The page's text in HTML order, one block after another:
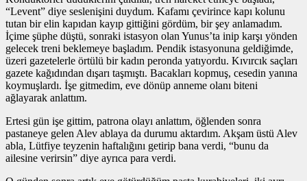
“Levent” diye seslenişini duydum. Kafamı çevirince kapı kolunu
tutan bir elin kapıdan kayıp gittiğini gördüm, bir şey anlamadım.
İçime şüphe düştü, sonraki istasyon olan Yunus’ta inip karşı yönden
gelecek treni beklemeye başladım. Pendik istasyonuna geldiğimde,
üzeri gazetelerle örtülü bir kadın peronda yatıyordu. Kıvırcık saçları
gazete kağıdından dışarı taşmıştı. Bacakları kopmuş, cesedin yanına
koymuşlardı. İşe gitmedim, eve dönüp anneme olanı biteni
ağlayarak anlattım.
Ertesi gün işe gittim, patrona olayı anlattım, öğlenden sonra
pastaneye gelen Alev ablaya da durumu aktardım. Akşam üstü Alev
abla, Lütfiye teyzenin haftalığını getirip bana verdi, “bunu da
ailesine verirsin” diye ayrıca para verdi.